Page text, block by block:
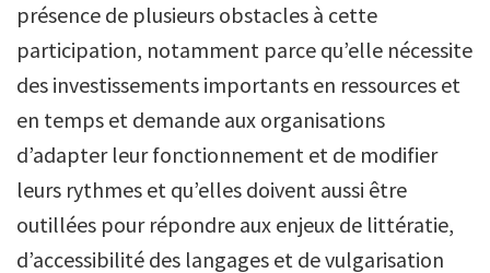
présence de plusieurs obstacles à cette
participation, notamment parce qu’elle nécessite
des investissements importants en ressources et
en temps et demande aux organisations
d’adapter leur fonctionnement et de modifier
leurs rythmes et qu’elles doivent aussi être
outillées pour répondre aux enjeux de littératie,
d’accessibilité des langages et de vulgarisation